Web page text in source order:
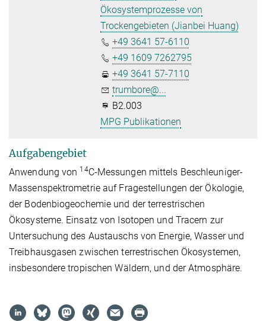
Ökosystemprozesse von
Trockengebieten (Jianbei Huang)
+49 3641 57-6110
+49 1609 7262795
+49 3641 57-7110
trumbore@...
B2.003
MPG Publikationen
Aufgabengebiet
Anwendung von 14C-Messungen mittels Beschleuniger-
Massenspektrometrie auf Fragestellungen der Ökologie,
der Bodenbiogeochemie und der terrestrischen
Ökosysteme. Einsatz von Isotopen und Tracern zur
Untersuchung des Austauschs von Energie, Wasser und
Treibhausgasen zwischen terrestrischen Ökosystemen,
insbesondere tropischen Wäldern, und der Atmosphäre.